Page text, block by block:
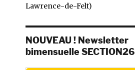
Lawrence-de-Felt)
NOUVEAU ! Newsletter
bimensuelle SECTION26